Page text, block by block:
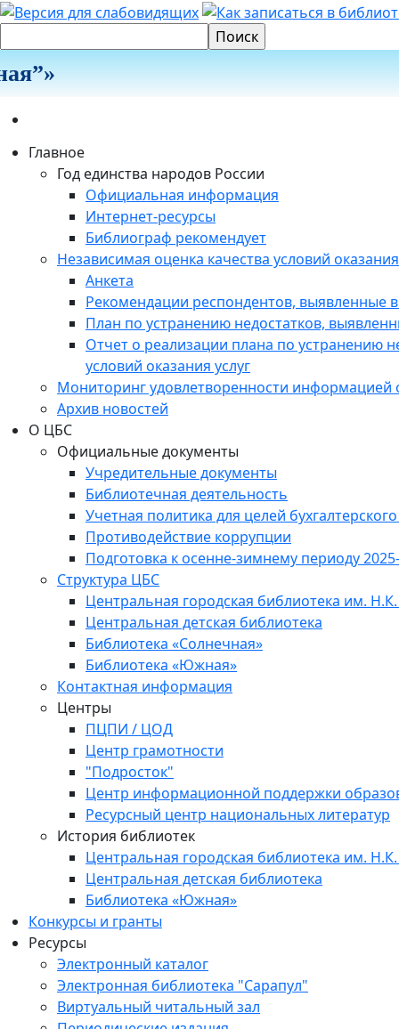
Главное
Год единства народов России
Официальная информация
Интернет-ресурсы
Библиограф рекомендует
Независимая оценка качества условий оказания
Анкета
Рекомендации респондентов, выявленные
План по устранению недостатков,
Отчет о реализации плана по устранению
условий оказания услуг
Мониторинг удовлетворенности информацией
Архив новостей
О ЦБС
Официальные документы
Учредительные документы
Библиотечная деятельность
Учетная политика для целей
Противодействие коррупции
Подготовка к осенне-зимнему периоду
Структура ЦБС
Центральная городская библиотека им.
Центральная детская библиотека
Библиотека «Солнечная»
Библиотека «Южная»
Контактная информация
Центры
ПЦПИ / ЦОД
Центр грамотности
"Подросток"
Центр информационной поддержки
Ресурсный центр национальных литератур
История библиотек
Центральная городская библиотека им.
Центральная детская библиотека
Библиотека «Южная»
Конкурсы и гранты
Ресурсы
Электронный каталог
Электронная библиотека "Сарапул"
Виртуальный читальный зал